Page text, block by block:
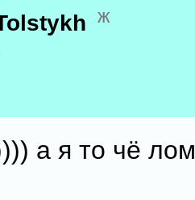
ж
а я то чё